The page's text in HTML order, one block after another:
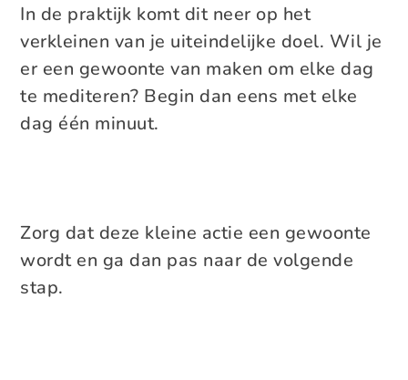
In de praktijk komt dit neer op het
verkleinen van je uiteindelijke doel. Wil je
er een gewoonte van maken om elke dag
te mediteren? Begin dan eens met elke
dag één minuut.
Zorg dat deze kleine actie een gewoonte
wordt en ga dan pas naar de volgende
stap.